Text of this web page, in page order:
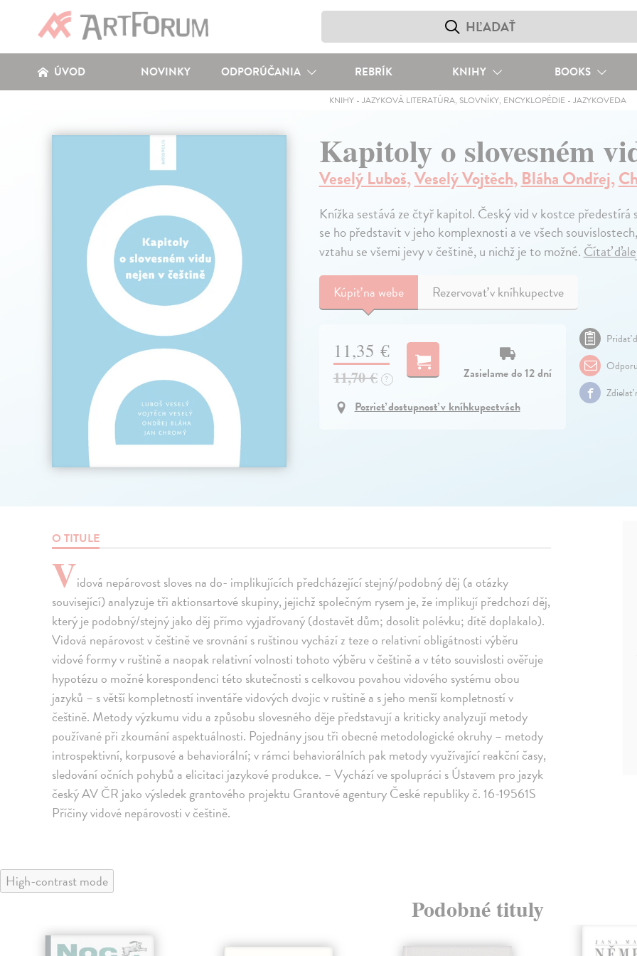
ÚVOD NOVINKY ODPORÚČANIA REBRÍK KNIHY BOOKS
KNIHY- JAZYKOVÁ LITERATÚRA, SLOVNÍKY, ENCYKLOPÉDIE- JAZYKOVEDA
Kapitoly o slovesném
Veselý Luboš,Veselý Vojtěch,Bláha Ondřej,
Knížka sestává ze čtyř kapitol. Český vid v kostce
se ho představit v jeho komplexnosti a ve všech
vztahu se všemi jevy v češtině, u nichž je to možné.Čítať
Kúpiťna webe Rezervovať v kníhkupectve
11,35 €
11,70 € ?
Zasielame do 12 dní
Pozrieť dostupnosť v kníhkupectvách
Pridať
Zdielať
O TITULE
Vidová nepárovost sloves na do- implikujících předcházející stejný/podobný děj (a otázky
související) analyzuje tři aktionsartové skupiny, jejichž společným rysem je, že implikují předchozí děj,
který je podobný/stejný jako děj přímo vyjadřovaný (dostavět dům; dosolit polévku; dítě doplakalo).
Vidová nepárovost v češtině ve srovnání s ruštinou vychází z teze o relativní obligátnosti výběru
vidové formy v ruštině a naopak relativní volnosti tohoto výběru v češtině a v této souvislosti ověřuje
hypotézu o možné korespondenci této skutečnosti s celkovou povahou vidového systému obou
jazyků – s větší kompletností inventáře vidových dvojic v ruštině a s jeho menší kompletností v
češtině. Metody výzkumu vidu a způsobu slovesného děje představují a kriticky analyzují metody
používané při zkoumání aspektuálnosti. Pojednány jsou tři obecné metodologické okruhy – metody
introspektivní, korpusové a behaviorální; v rámci behaviorálních pak metody využívající reakční časy,
sledování očních pohybů a elicitaci jazykové produkce. – Vychází ve spolupráci s Ústavem pro jazyk
český AV ČR jako výsledek grantového projektu Grantové agentury České republiky č. 16-19561S
Příčiny vidové nepárovosti v češtině.
High-contrast mode
Podobné tituly